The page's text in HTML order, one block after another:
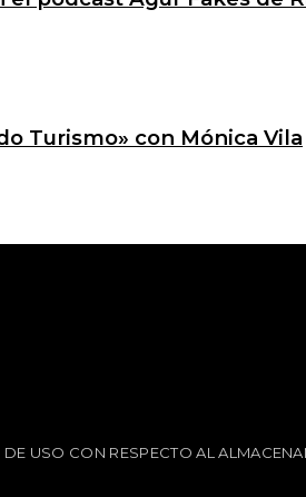
Turismo» con Mónica Vila
USO CON RESPECTO AL